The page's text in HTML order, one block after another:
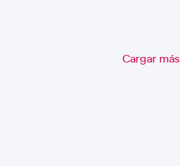
Cargar más